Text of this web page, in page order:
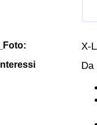
_Foto: X-
Interessi Da